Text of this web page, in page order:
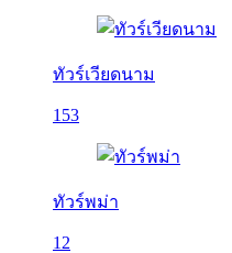
ทัวร์เวียดนาม
153
ทัวร์พม่า
12